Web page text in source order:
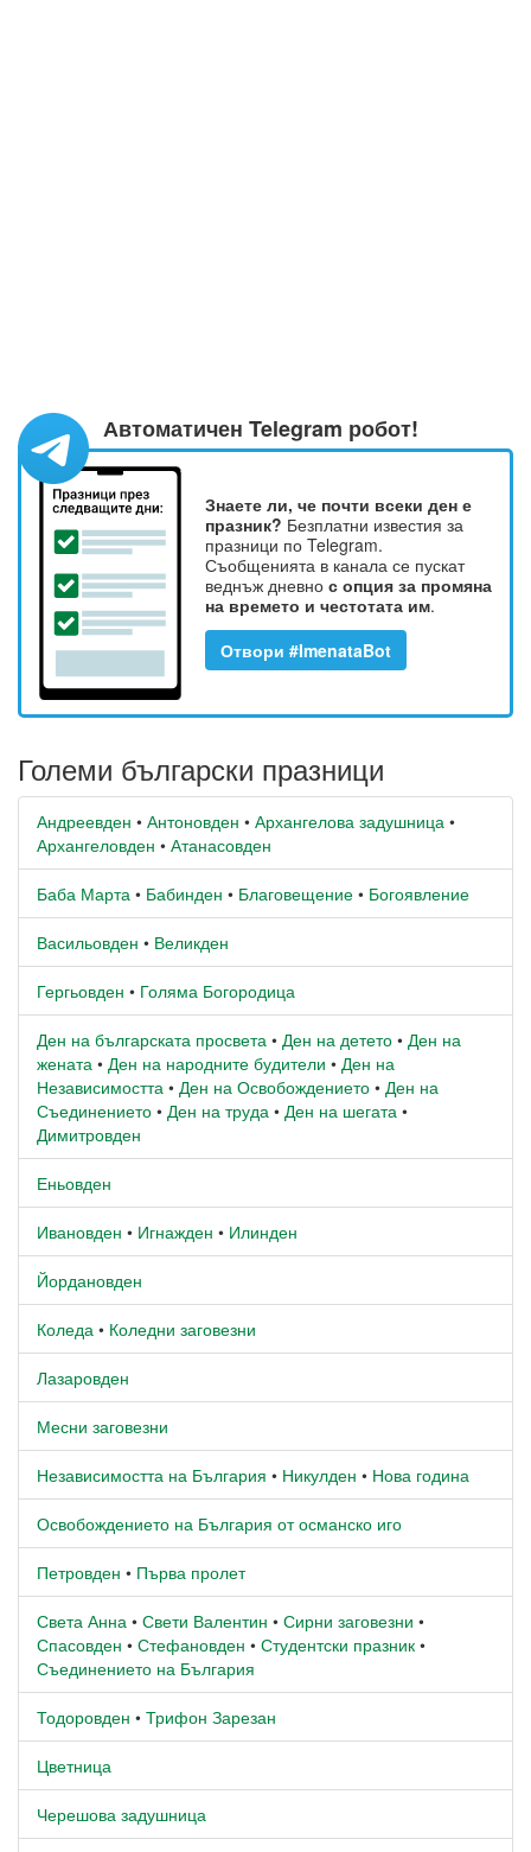
Автоматичен Telegram робот!
Знаете ли, че почти всеки ден е
празник? Безплатни известия за
празници по Telegram.
Съобщенията в канала се пускат
веднъж дневно с опция за промяна
на времето и честотата им.
Отвори #ImenataBot
Големи български празници
Андреевден • Антоновден • Архангелова задушница •
Архангеловден • Атанасовден
Баба Марта • Бабинден • Благовещение • Богоявление
Васильовден • Великден
Гергьовден • Голяма Богородица
Ден на българската просвета • Ден на детето • Ден на
жената • Ден на народните будители • Ден на
Независимостта • Ден на Освобождението • Ден на
Съединението • Ден на труда • Ден на шегата •
Димитровден
Еньовден
Ивановден • Игнажден • Илинден
Йордановден
Коледа • Коледни заговезни
Лазаровден
Месни заговезни
Независимостта на България • Никулден • Нова година
Освобождението на България от османско иго
Петровден • Първа пролет
Света Анна • Свети Валентин • Сирни заговезни •
Спасовден • Стефановден • Студентски празник •
Съединението на България
Тодоровден • Трифон Зарезан
Цветница
Черешова задушница